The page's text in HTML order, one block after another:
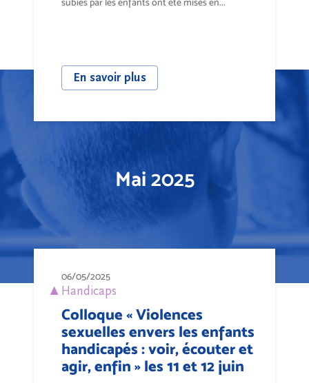
En savoir plus
Mai 2025
06/05/2025
Handicaps
Colloque « Violences
sexuelles envers les enfants
handicapés : voir, écouter et
agir, enfin » les 11 et 12 juin